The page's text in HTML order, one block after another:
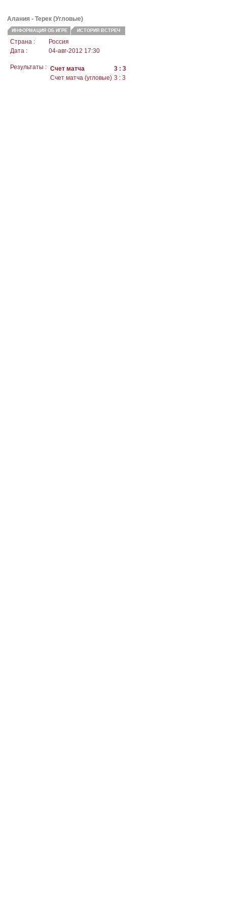
Алания - Терек (Угловые)
ИНФОРМАЦИЯ ОБ ИГРЕ ИСТОРИЯ ВСТРЕЧ
Страна :
Россия
Дата :
04-авг-2012 17:30
Результаты : Счет матча
3 : 3
Счет матча (угловые) 3 : 3